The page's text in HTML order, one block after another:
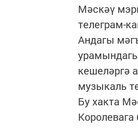
Мәскәү
телеграм-
Андагы
кешеләргә
музыкаль
Бу хакта